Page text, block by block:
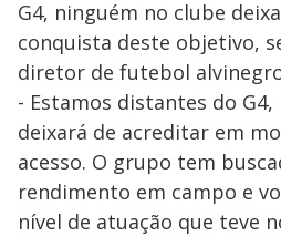
G4, ninguém no clube
conquista deste objetivo,
diretor de futebol
- Estamos distantes do
deixará de acreditar em
acesso. O grupo tem
rendimento em campo e
nível de atuação que teve